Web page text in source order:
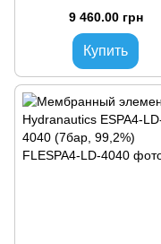
(10бар, 99%)
9 460.00 грн
Купить